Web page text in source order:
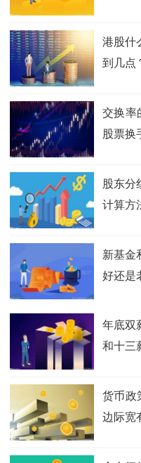
港股什
到几点
交换率
股票换
股东分
计算方
新基金
好还是
年底双
和十三
货币政
边际宽